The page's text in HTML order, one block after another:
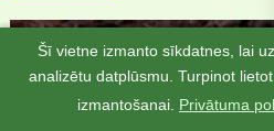
Šī vietne izmanto sīkdatnes, lai
analizētu datplūsmu. Turpinot
izmantošanai. Privātuma